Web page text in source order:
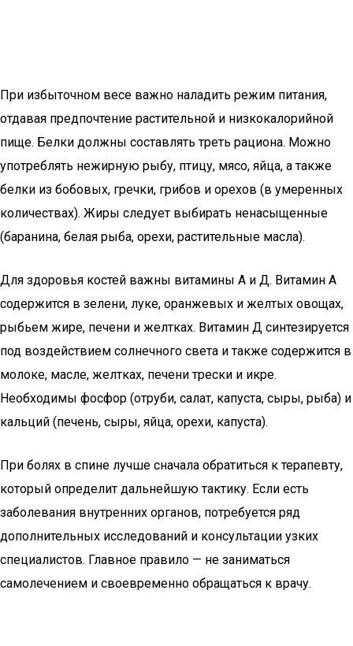
При избыточном весе важно наладить режим питания,
отдавая предпочтение растительной и низкокалорийной
пище. Белки должны составлять треть рациона. Можно
употреблять нежирную рыбу, птицу, мясо, яйца, а также
белки из бобовых, гречки, грибов и орехов (в умеренных
количествах). Жиры следует выбирать ненасыщенные
(баранина, белая рыба, орехи, растительные масла).
Для здоровья костей важны витамины А и Д. Витамин А
содержится в зелени, луке, оранжевых и желтых овощах,
рыбьем жире, печени и желтках. Витамин Д синтезируется
под воздействием солнечного света и также содержится в
молоке, масле, желтках, печени трески и икре.
Необходимы фосфор (отруби, салат, капуста, сыры, рыба) и
кальций (печень, сыры, яйца, орехи, капуста).
При болях в спине лучше сначала обратиться к терапевту,
который определит дальнейшую тактику. Если есть
заболевания внутренних органов, потребуется ряд
дополнительных исследований и консультации узких
специалистов. Главное правило — не заниматься
самолечением и своевременно обращаться к врачу.